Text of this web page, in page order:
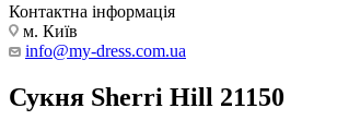
Контактна інформація
м. Київ
info@my-dress.com.ua
Сукня Sherri Hill 21150